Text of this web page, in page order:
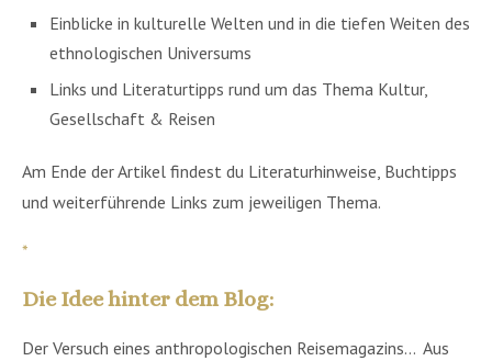
Einblicke in kulturelle Welten und in die tiefen Weiten des
ethnologischen Universums
Links und Literaturtipps rund um das Thema Kultur,
Gesellschaft & Reisen
Am Ende der Artikel findest du Literaturhinweise, Buchtipps
und weiterführende Links zum jeweiligen Thema.
*
Die Idee hinter dem Blog:
Der Versuch eines anthropologischen Reisemagazins… Aus